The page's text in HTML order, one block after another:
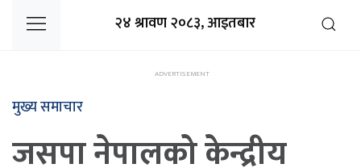
२४ श्रावण २०८३, आइतबार
मुख्य समाचार
जसपा नेपालको केन्द्रीय